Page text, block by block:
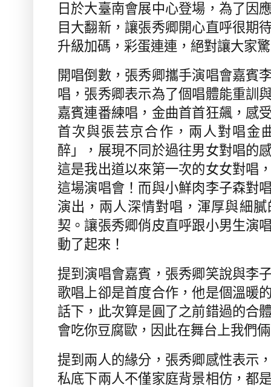
日於大臺南會展中心登場，為了因
目大翻新，讓張秀卿開心直呼很期
升級加碼，彩蛋連連，絕對讓大家
開唱倒數，張秀卿攜手演唱會嘉賓
唱，張秀卿表示為了個唱體能重訓
嘉賓連番練唱，金曲首首狂飆，感
首次與張芸京合作，兩人對唱金
醉」，展現不同於過往男女對唱的
這是我出道以來第一次的女女對唱
這場演唱會！而與小鮮肉李子森對
演出，兩人深情對唱，渾厚與細
契。讓張秀卿俏皮直呼跟小男生演
動了起來！
提到演唱會嘉賓，張秀卿笑說與李
歌唱上卻是首度合作，他是個溫暖
話下，此次算是圓了之前錯過的合
會吃你豆腐歐，因此在舞台上我們
提到兩人的緣分，張秀卿感性表示
私底下兩人不僅家庭背景相仿，都